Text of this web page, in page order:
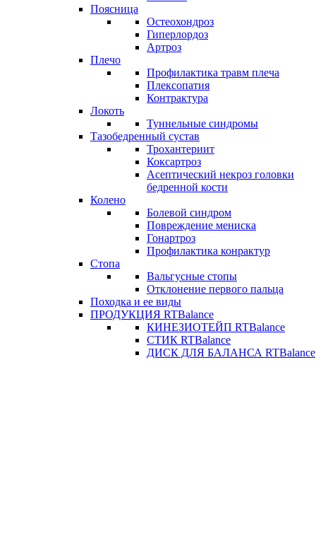
Поясница
Остеохондроз
Гиперлордоз
Артроз
Плечо
Профилактика травм плеча
Плексопатия
Контрактура
Локоть
Туннельные синдромы
Тазобедренный сустав
Трохантериит
Коксартроз
Асептический некроз головки
бедренной кости
Колено
Болевой синдром
Повреждение мениска
Гонартроз
Профилактика конрактур
Стопа
Вальгусные стопы
Отклонение первого пальца
Походка и ее виды
ПРОДУКЦИЯ RTBalance
КИНЕЗИОТЕЙП RTBalance
СТИК RTBalance
ДИСК ДЛЯ БАЛАНСА RTBalance